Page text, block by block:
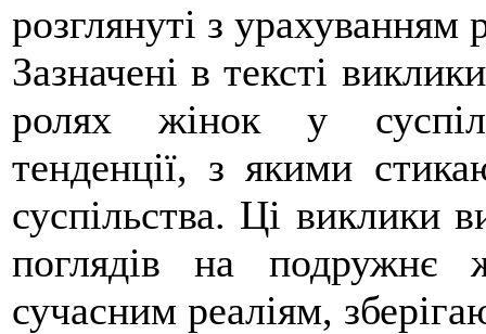
розглянуті з урахуванням
Зазначені в тексті
ролях жінок у
тенденції, з якими
суспільства. Ці виклики
поглядів на подружнє
сучасним реаліям,